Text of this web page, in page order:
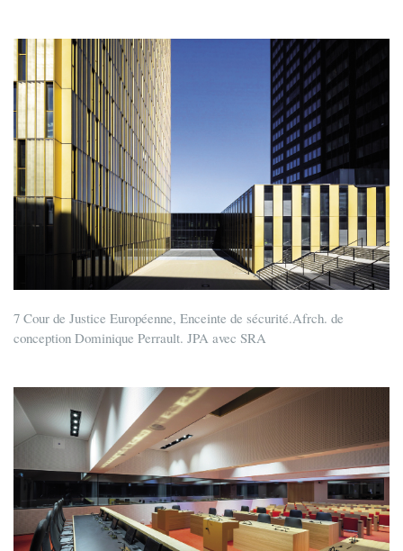
7 Cour de Justice Européenne, Enceinte de sécurité.Afrch. de
conception Dominique Perrault. JPA avec SRA